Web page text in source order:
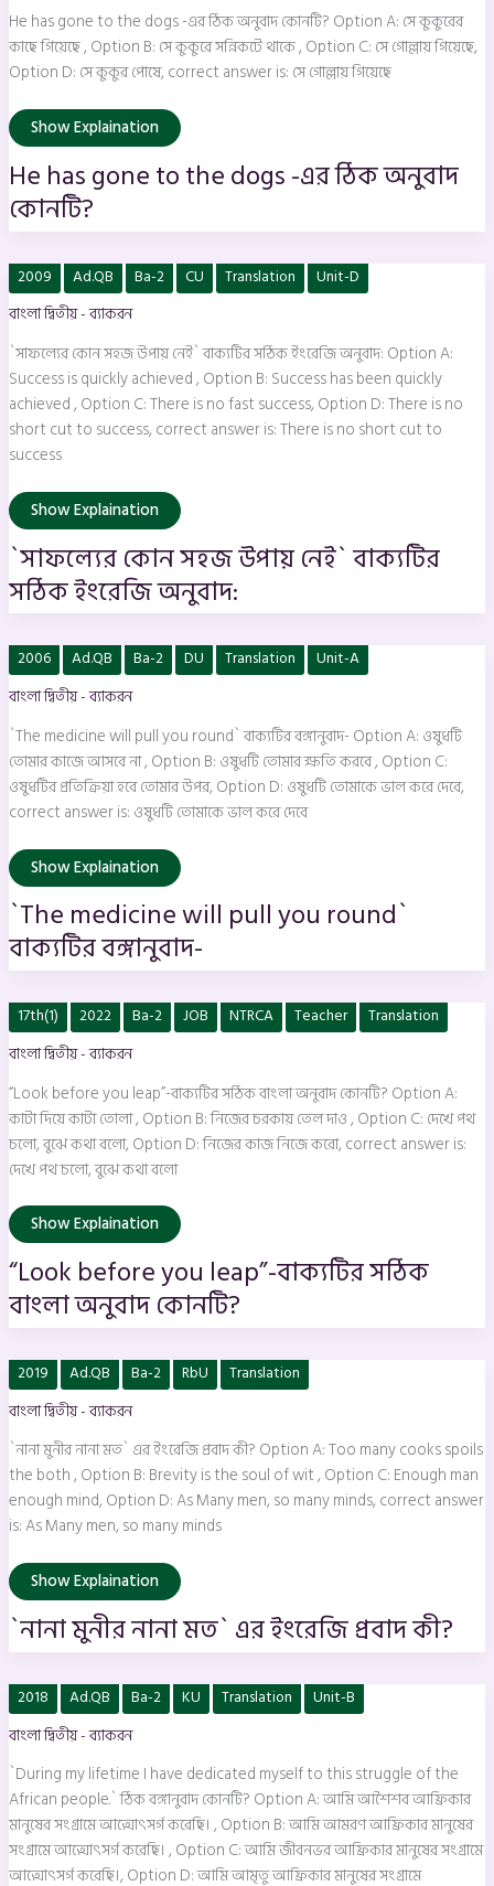
He has gone to the dogs -এর ঠিক অনুবাদ কোনটি? Option A: সে কুকুরের
কাছে গিয়েছে , Option B: সে কুকুরে সন্নিকটে থাকে , Option C: সে গোল্লায় গিয়েছে,
Option D: সে কুকুর পোষে, correct answer is: সে গোল্লায় গিয়েছে
dogs
-এর
ঠিক
অনুবাদ
কোনটি?
Show Explaination
He has gone to the dogs -এর ঠিক অনুবাদ
কোনটি?
2009 Ad.QB Ba-2 CU Translation
Unit-D
বাংলা দ্বিতীয় - ব্যাকরন
`সাফল্যের কোন সহজ উপায় নেই` বাক্যটির সঠিক ইংরেজি অনুবাদ: Option A:
Success is quickly achieved , Option B: Success has been quickly
achieved , Option C: There is no fast success, Option D: There is no
short cut to success, correct answer is: There is no short cut to
success
`সাফল্যের
কোন
সহজ
উপায়
বাক্যটির
সঠিক
ইংরেজি
অনুবাদ:
Show Explaination
`সাফল্যের কোন সহজ উপায় নেই` বাক্যটির
সঠিক ইংরেজি অনুবাদ:
2006 Ad.QB Ba-2 DU Translation
Unit-A
বাংলা দ্বিতীয় - ব্যাকরন
`The medicine will pull you round` বাক্যটির বঙ্গানুবাদ- Option A: ওষুধটি
তোমার কাজে আসবে না , Option B: ওষুধটি তোমার ক্ষতি করবে , Option C:
ওষুধটির প্রতিক্রিয়া হবে তোমার উপর, Option D: ওষুধটি তোমাকে ভাল করে দেবে,
correct answer is: ওষুধটি তোমাকে ভাল করে দেবে
`The
medicine
will
pull
round`
বাক্যটির
বঙ্গানুবাদ-
Show Explaination
`The medicine will pull you round`
বাক্যটির বঙ্গানুবাদ-
17th(1) 2022 Ba-2 JOB NTRCA Teacher
Translation
বাংলা দ্বিতীয় - ব্যাকরন
“Look before you leap”-বাক্যটির সঠিক বাংলা অনুবাদ কোনটি? Option A:
কাটা দিয়ে কাটা তোলা , Option B: নিজের চরকায় তেল দাও , Option C: দেখে পথ
চলো, বুঝে কথা বলো, Option D: নিজের কাজ নিজে করো, correct answer is:
দেখে পথ চলো, বুঝে কথা বলো
“Look
before
you
leap”-
সঠিক
বাংলা
অনুবাদ
কোনটি?
Show Explaination
“Look before you leap”-বাক্যটির সঠিক
বাংলা অনুবাদ কোনটি?
2019 Ad.QB Ba-2 RbU
Translation
বাংলা দ্বিতীয় - ব্যাকরন
`নানা মুনীর নানা মত` এর ইংরেজি প্রবাদ কী? Option A: Too many cooks spoils
the both , Option B: Brevity is the soul of wit , Option C: Enough man
enough mind, Option D: As Many men, so many minds, correct answer
is: As Many men, so many minds
`নানা
মুনীর
নানা
মত`
ইংরেজি
প্রবাদ
কী?
Show Explaination
`নানা মুনীর নানা মত` এর ইংরেজি প্রবাদ কী?
2018 Ad.QB Ba-2 KU Translation
Unit-B
বাংলা দ্বিতীয় - ব্যাকরন
`During my lifetime I have dedicated myself to this struggle of the
African people.` ঠিক বঙ্গানুবাদ কোনটি? Option A: আমি আশৈশব আফ্রিকার
মানুষের সংগ্রামে আত্মোৎসর্গ করেছি। , Option B: আমি আমরণ আফ্রিকার মানুষের
সংগ্রামে আত্মোৎসর্গ করেছি। , Option C: আমি জীবনভর আফ্রিকার মানুষের সংগ্রামে
আত্মোৎসর্গ করেছি।, Option D: আমি আমৃতু আফ্রিকার মানুষের সংগ্রামে
`During
my
lifetime
I
dedicated
myself
to
this
struggle
of
the
African